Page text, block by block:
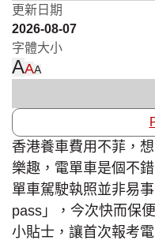
更新日期
2026-08-07
字體大小
AAA
香港養車費用不菲，
樂趣，電單車是個不
單車駕駛執照並非易
pass」，今次快而保
小貼士，讓首次報考